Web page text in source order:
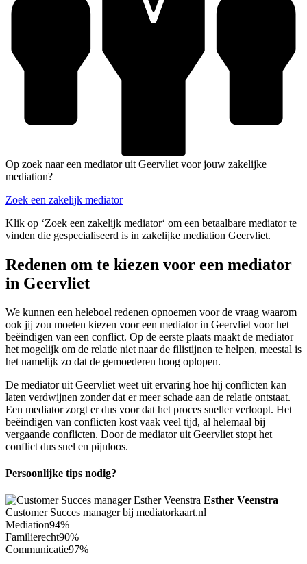
Op zoek naar een mediator uit Geervliet voor jouw zakelijke
mediation?
Zoek een zakelijk mediator
Klik op ‘Zoek een zakelijk mediator‘ om een betaalbare mediator te
vinden die gespecialiseerd is in zakelijke mediation Geervliet.
Redenen om te kiezen voor een mediator
in Geervliet
We kunnen een heleboel redenen opnoemen voor de vraag waarom
ook jij zou moeten kiezen voor een mediator in Geervliet voor het
beëindigen van een conflict. Op de eerste plaats maakt de mediator
het mogelijk om de relatie niet naar de filistijnen te helpen, meestal is
het namelijk zo dat de gemoederen hoog oplopen.
De mediator uit Geervliet weet uit ervaring hoe hij conflicten kan
laten verdwijnen zonder dat er meer schade aan de relatie ontstaat.
Een mediator zorgt er dus voor dat het proces sneller verloopt. Het
beëindigen van conflicten kost vaak veel tijd, al helemaal bij
vergaande conflicten. Door de mediator uit Geervliet stopt het
conflict dus snel en pijnloos.
Persoonlijke tips nodig?
Esther Veenstra
Customer Succes manager bij mediatorkaart.nl
Mediation94%
Familierecht90%
Communicatie97%